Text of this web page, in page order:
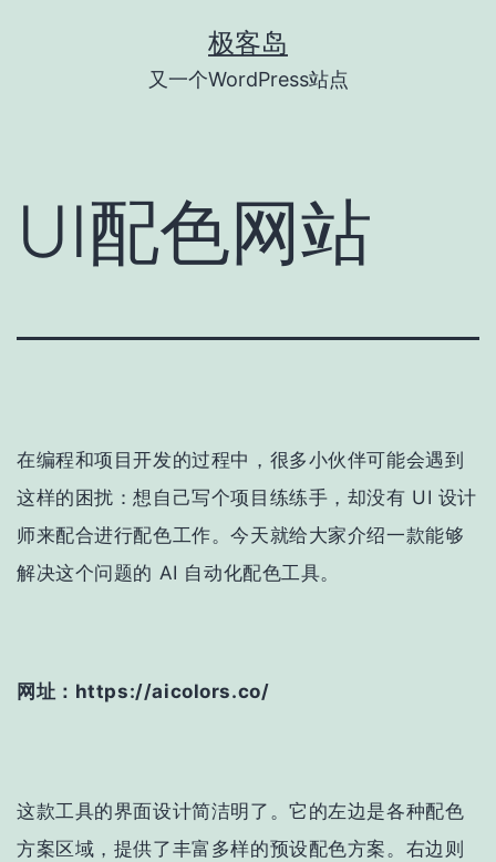
极客岛
又一个WordPress站点
UI配色网站
在编程和项目开发的过程中，很多小伙伴可能会遇到
这样的困扰：想自己写个项目练练手，却没有 UI 设计
师来配合进行配色工作。今天就给大家介绍一款能够
解决这个问题的 AI 自动化配色工具。
网址：https://aicolors.co/
这款工具的界面设计简洁明了。它的左边是各种配色
方案区域，提供了丰富多样的预设配色方案。右边则